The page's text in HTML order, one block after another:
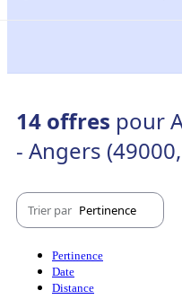
14 offres pour
- Angers
Trier par Pertinence
Pertinence
Date
Distance